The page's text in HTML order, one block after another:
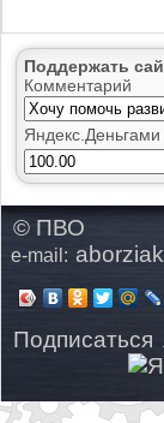
Поддержать
Комментарий
Яндекс.Деньгами
© ПВО
e-mail:
Подписаться